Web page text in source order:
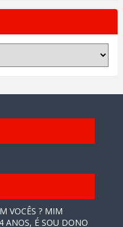
VOCÊS ? MIM
ANOS, É SOU DONO